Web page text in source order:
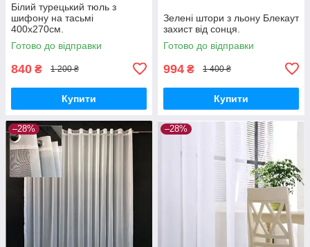
Білий турецький тюль з
шифону на тасьмі
400х270см.
Готово до відправки
840 ₴ 1 200 ₴
Купити
Зелені штори з льону Блекаут
захист від сонця.
Готово до відправки
994 ₴ 1 400 ₴
Купити
–28% –28%